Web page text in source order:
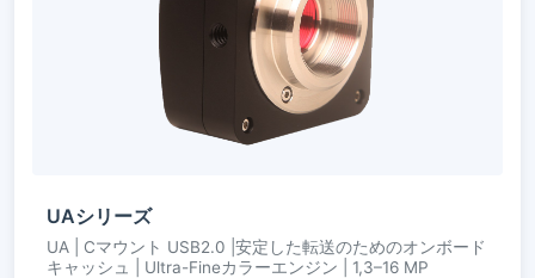
UAシリーズ
UA | Cマウント USB2.0 |安定した転送のためのオンボード
キャッシュ | Ultra-Fineカラーエンジン | 1,3–16 MP